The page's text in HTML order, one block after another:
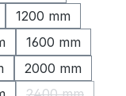
1200 mm
1600 mm
2000 mm